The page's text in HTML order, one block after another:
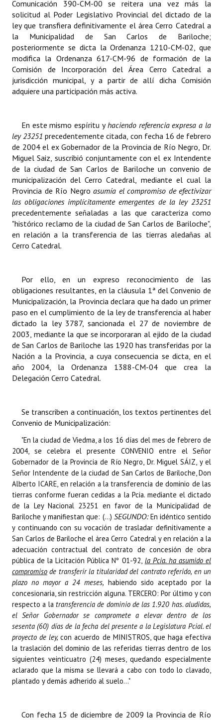
Comunicación 390-CM-00 se reitera una vez más la
solicitud al Poder Legislativo Provincial del dictado de la
ley que transfiera definitivamente el área Cerro Catedral a
la Municipalidad de San Carlos de Bariloche;
posteriormente se dicta la Ordenanza 1210-CM-02, que
modifica la Ordenanza 617-CM-96 de formación de la
Comisión de Incorporación del Área Cerro Catedral a
jurisdicción municipal, y a partir de allí dicha Comisión
adquiere una participación más activa.
En este mismo espíritu yhaciendo referencia expresa a la
ley 23251 precedentemente citada, con fecha 16 de febrero
de 2004 el ex Gobernador de la Provincia de Río Negro, Dr.
Miguel Saiz, suscribió conjuntamente con el ex Intendente
de la ciudad de San Carlos de Bariloche un convenio de
municipalización del Cerro Catedral, mediante el cual la
Provincia de Río Negro asumía el compromiso de efectivizar
las obligaciones implícitamente emergentes de la ley 23251
precedentemente señaladas a las que caracteriza como
"histórico reclamo de la ciudad de San Carlos de Bariloche",
en relación a la transferencia de las tierras aledañas al
Cerro Catedral.
Por ello, en un expreso reconocimiento de las
obligaciones resultantes, en la cláusula 1ª del Convenio de
Municipalización, la Provincia declara que ha dado un primer
paso en el cumplimiento de la ley de transferencia al haber
dictado la ley 3787, sancionada el 27 de noviembre de
2003, mediante la que se incorporaran al ejido de la ciudad
de San Carlos de Bariloche las 1920 has transferidas por la
Nación a la Provincia, a cuya consecuencia se dicta, en el
año 2004, la Ordenanza 1388-CM-04 que crea la
Delegación Cerro Catedral.
Se transcriben a continuación, los textos pertinentes del
Convenio de Municipalización:
"En la ciudad de Viedma, a los 16 días del mes de febrero de
2004, se celebra el presente CONVENIO entre el Señor
Gobernador de la Provincia de Río Negro, Dr. Miguel SÁIZ, y el
Señor Intendente de la ciudad de San Carlos de Bariloche, Don
Alberto ICARE, en relación a la transferencia de dominio de las
tierras conforme fueran cedidas a la Pcia. mediante el dictado
de la Ley Nacional 23251 en favor de la Municipalidad de
Bariloche y manifiestan que: (…) SEGUNDO:En idéntico sentido
y continuando con su vocación de trasladar definitivamente a
San Carlos de Bariloche el área Cerro Catedral y en relación a la
adecuación contractual del contrato de concesión de obra
pública de la Licitación Pública Nº 01-92, la Pcia.ha asumido el
compromiso de transferir la titularidad del contrato referido, en un
plazo no mayor a 24 meses, habiendo sido aceptado por la
concesionaria, sin restricción alguna. TERCERO: Por último y con
respecto a latransferencia de dominio de las 1.920 has. aludidas,
el Señor Gobernador se compromete a elevar dentro de los
sesenta (60) días de la fecha del presente a la Legislatura Pcial. el
proyecto de ley,con acuerdo de MINISTROS, que haga efectiva
la traslación del dominio de las referidas tierras dentro de los
siguientes veinticuatro (24) meses, quedando especialmente
aclarado que la misma se llevará a cabo con todo lo clavado,
plantado y demás adherido al suelo..."
Con fecha 15 de diciembre de 2009 la Provincia de Río